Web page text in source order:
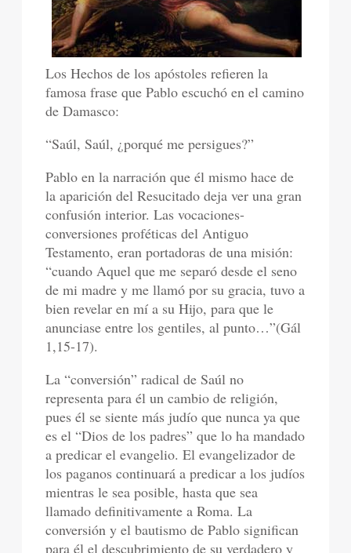
Los Hechos de los apóstoles refieren la
famosa frase que Pablo escuchó en el camino
de Damasco:
“Saúl, Saúl, ¿porqué me persigues?”
Pablo en la narración que él mismo hace de
la aparición del Resucitado deja ver una gran
confusión interior. Las vocaciones-
conversiones proféticas del Antiguo
Testamento, eran portadoras de una misión:
“cuando Aquel que me separó desde el seno
de mi madre y me llamó por su gracia, tuvo a
bien revelar en mí a su Hijo, para que le
anunciase entre los gentiles, al punto…”(Gál
1,15-17).
La “conversión” radical de Saúl no
representa para él un cambio de religión,
pues él se siente más judío que nunca ya que
es el “Dios de los padres” que lo ha mandado
a predicar el evangelio. El evangelizador de
los paganos continuará a predicar a los judíos
mientras le sea posible, hasta que sea
llamado definitivamente a Roma. La
conversión y el bautismo de Pablo significan
para él el descubrimiento de su verdadero y